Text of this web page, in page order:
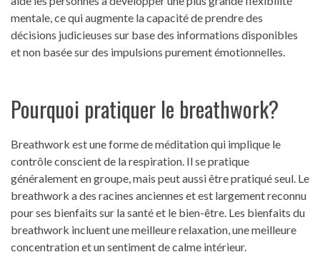
mentale, ce qui augmente la capacité de prendre des
décisions judicieuses sur base des informations disponibles
et non basée sur des impulsions purement émotionnelles.
Pourquoi pratiquer le breathwork?
Breathwork est une forme de méditation qui implique le
contrôle conscient de la respiration. Il se pratique
généralement en groupe, mais peut aussi être pratiqué seul. Le
breathwork a des racines anciennes et est largement reconnu
pour ses bienfaits sur la santé et le bien-être. Les bienfaits du
breathwork incluent une meilleure relaxation, une meilleure
concentration et un sentiment de calme intérieur.